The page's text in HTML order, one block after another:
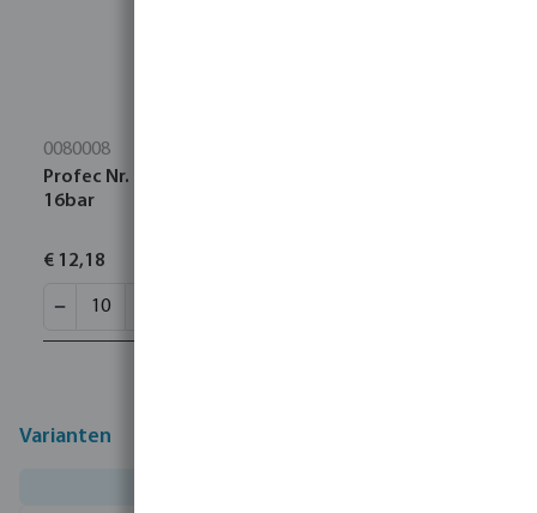
0080008
Profec Nr. 90 Knie 90° RVS 316 1/2" binnendraad
16bar
€ 12,18
Varianten